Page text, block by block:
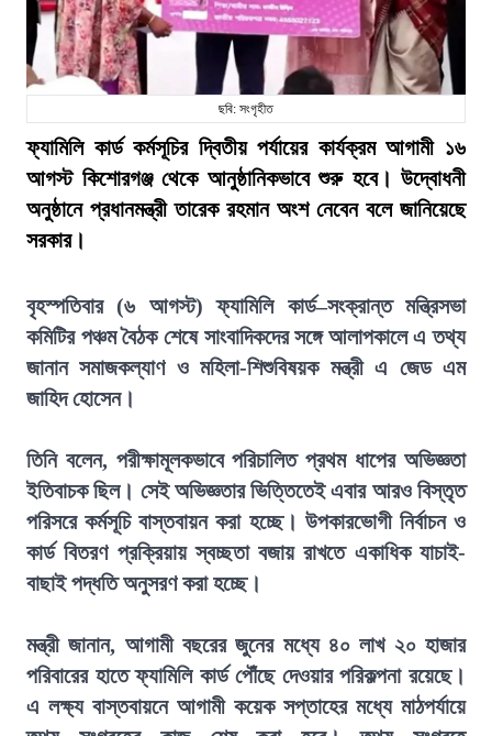
ছবি: সংগৃহীত
ফ্যামিলি কার্ড কর্মসূচির দ্বিতীয় পর্যায়ের কার্যক্রম আগামী ১৬
আগস্ট কিশোরগঞ্জ থেকে আনুষ্ঠানিকভাবে শুরু হবে। উদ্বোধনী
অনুষ্ঠানে প্রধানমন্ত্রী তারেক রহমান অংশ নেবেন বলে জানিয়েছে
সরকার।
বৃহস্পতিবার (৬ আগস্ট) ফ্যামিলি কার্ড–সংক্রান্ত মন্ত্রিসভা
কমিটির পঞ্চম বৈঠক শেষে সাংবাদিকদের সঙ্গে আলাপকালে এ তথ্য
জানান সমাজকল্যাণ ও মহিলা-শিশুবিষয়ক মন্ত্রী এ জেড এম
জাহিদ হোসেন।
তিনি বলেন, পরীক্ষামূলকভাবে পরিচালিত প্রথম ধাপের অভিজ্ঞতা
ইতিবাচক ছিল। সেই অভিজ্ঞতার ভিত্তিতেই এবার আরও বিস্তৃত
পরিসরে কর্মসূচি বাস্তবায়ন করা হচ্ছে। উপকারভোগী নির্বাচন ও
কার্ড বিতরণ প্রক্রিয়ায় স্বচ্ছতা বজায় রাখতে একাধিক যাচাই-
বাছাই পদ্ধতি অনুসরণ করা হচ্ছে।
মন্ত্রী জানান, আগামী বছরের জুনের মধ্যে ৪০ লাখ ২০ হাজার
পরিবারের হাতে ফ্যামিলি কার্ড পৌঁছে দেওয়ার পরিকল্পনা রয়েছে।
এ লক্ষ্য বাস্তবায়নে আগামী কয়েক সপ্তাহের মধ্যে মাঠপর্যায়ে